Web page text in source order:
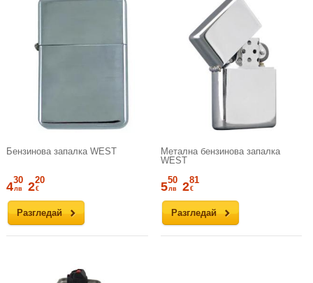
Бензинова запалка WEST
Разгледай
430
лв 220
€
Метална бензинова запалка
WEST
Разгледай
550
лв 281
€